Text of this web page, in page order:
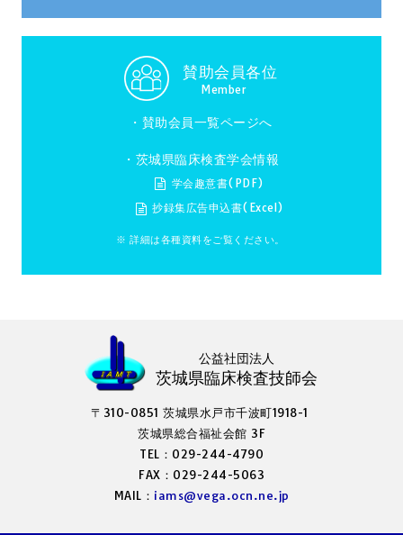
賛助会員各位
Member
・ 賛助会員一覧ページへ
・茨城県臨床検査学会情報
学会趣意書(PDF)
抄録集広告申込書(Excel)
※ 詳細は各種資料をご覧ください。
公益社団法人
茨城県臨床検査技師会
〒310-0851 茨城県水戸市千波町1918-1
茨城県総合福祉会館 3F
TEL：029-244-4790
FAX：029-244-5063
MAIL： iams@vega.ocn.ne.jp